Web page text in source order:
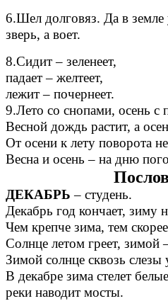
6.Шел долговяз. Да
зверь, а воет.
8.Сидит – зеленеет,
падает – желтеет,
лежит – почернеет.
9.Лето со снопами, осень с
Весной дождь растит, а
От осени к лету поворота
Весна и осень – на дню
ДЕКАБРЬ – студень.
Декабрь год кончает, зиму
Чем крепче зима, тем
Солнце летом греет, зимой
Зимой солнце сквозь слезы
В декабре зима стелет
реки наводит мосты.